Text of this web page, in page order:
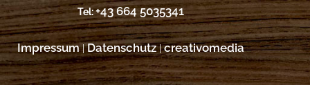
Tel:+43 664 5035341
Impressum|Datenschutz|creativomedia